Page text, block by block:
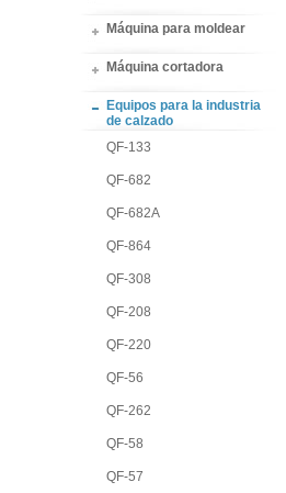
Máquina para moldear
Máquina cortadora
Equipos para la industria
de calzado
QF-133
QF-682
QF-682A
QF-864
QF-308
QF-208
QF-220
QF-56
QF-262
QF-58
QF-57